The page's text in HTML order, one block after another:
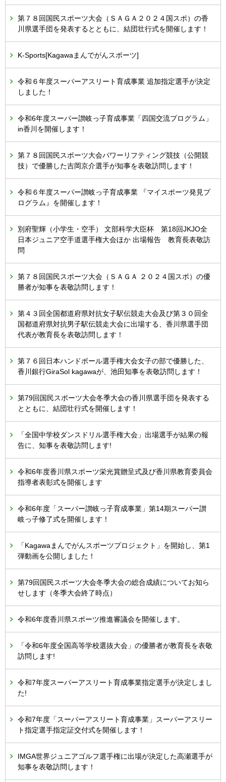
第７８回国民スポーツ大会（ＳＡＧＡ２０２４国スポ）の香
川県選手団を発表するとともに、結団壮行式を開催します！
K-Sports[Kagawaまんでがんスポーツ]
令和６年度スーパーアスリート育成事業 追加指定選手が決定
しました！
令和6年度スーパー讃岐っ子育成事業「四国交流プログラム」
in香川を開催します！
第７８回国民スポーツ大会パワーリフティング競技（公開競
技）で優勝した吉岡京介選手が知事を表敬訪問します！
令和６年度スーパー讃岐っ子育成事業 『マイスポーツ発見プ
ログラム』を開催します！
別府聖輝（小学生・空手） 文部科学大臣杯 第18回JKJO全
日本ジュニア空手道選手権大会ほか 出場報告 教育長表敬訪
問
第７８回国民スポーツ大会（ＳＡＧＡ ２０２４国スポ）の優
勝者が知事を表敬訪問します！
第４３回全国都道府県対抗女子駅伝競走大会及び第３０回全
国都道府県対抗男子駅伝競走大会に出場する、香川県選手団
代表が教育長を表敬訪問します！
第７６回日本ハンドボール選手権大会女子の部で優勝した、
香川銀行GiraSol kagawaが、池田知事を表敬訪問します！
第79回国民スポーツ大会冬季大会の香川県選手団を発表する
とともに、結団壮行式を開催します！
「全国中学校ダンスドリル選手権大会」出場選手が結果の報
告に、知事を表敬訪問します!
令和6年度香川県スポーツ栄光賞贈呈式及び香川県教育委員会
指導者表彰式を開催します
令和6年度「スーパー讃岐っ子育成事業」第14期スーパー讃
岐っ子修了式を開催します！
「Kagawaまんでがんスポーツプロジェクト」を開始し、第1
弾動画を公開しました！
第79回国民スポーツ大会冬季大会の総合成績についてお知ら
せします（冬季大会終了時点）
令和6年度香川県スポーツ推進審議会を開催します。
「令和6年度全国高等学校選抜大会」の優勝者が教育長を表敬
訪問します!
令和7年度スーパーアスリート育成事業指定選手が決定しまし
た!
令和7年度「スーパーアスリート育成事業」スーパーアスリー
ト指定選手指定証交付式を開催します！
IMGA世界ジュニアゴルフ選手権に出場が決定した高瀬選手が
知事を表敬訪問します！